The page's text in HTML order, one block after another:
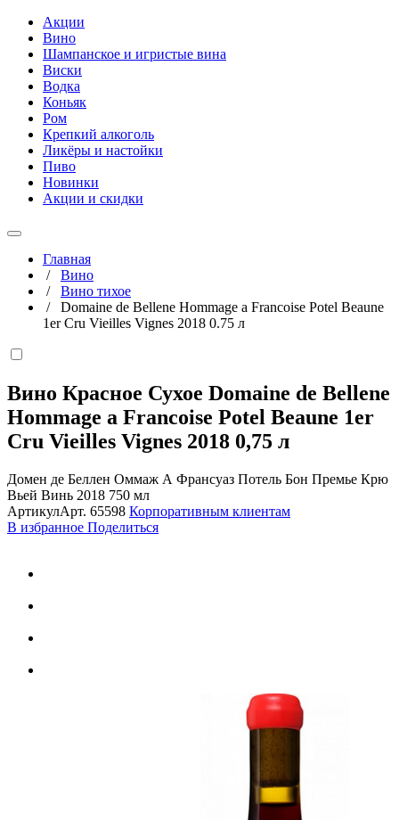
Акции
Вино
Шампанское и игристые вина
Виски
Водка
Коньяк
Ром
Крепкий алкоголь
Ликёры и настойки
Пиво
Новинки
Акции и скидки
Главная
/ Вино
/ Вино тихое
/ Domaine de Bellene Hommage a Francoise Potel Beaune
1er Cru Vieilles Vignes 2018 0.75 л
Вино Красное Сухое Domaine de Bellene
Hommage a Francoise Potel Beaune 1er
Cru Vieilles Vignes 2018 0,75 л
Домен де Беллен Оммаж А Франсуаз Потель Бон Премье Крю
Вьей Винь 2018 750 мл
АртикулАрт. 65598 Корпоративным клиентам
В избранное Поделиться